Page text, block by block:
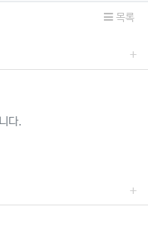
목록
다.